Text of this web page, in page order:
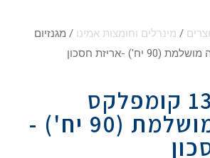
/ מינרלים וחומצות אמינו / מגנזיום
מגנזיום 13 קומפלקס
לספיגה מושלמת (90 יח') -